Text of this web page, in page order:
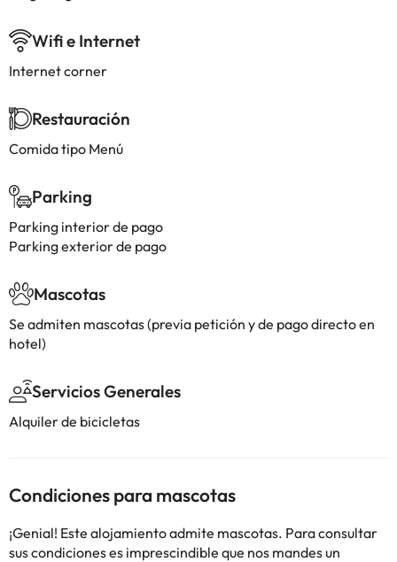
Wifi e Internet
Internet corner
Restauración
Comida tipo Menú
Parking
Parking interior de pago
Parking exterior de pago
Mascotas
Se admiten mascotas (previa petición y de pago directo en
hotel)
Servicios Generales
Alquiler de bicicletas
Condiciones para mascotas
¡Genial! Este alojamiento admite mascotas. Para consultar
sus condiciones es imprescindible que nos mandes un